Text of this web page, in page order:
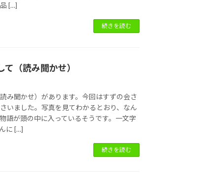
[…]
続きを読む
（読み聞かせ）
み聞かせ）があります。今回はすずの会さ
いました。写真を見てわかるとおり、なん
語が頭の中に入っているそうです。一文字
に […]
続きを読む